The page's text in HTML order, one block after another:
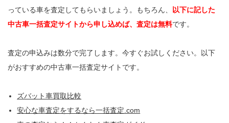
っている車を査定してもらいましょう。もちろん、
以下に記した
中古車一括査定サイトから申し込めば、査定は無料です。
査定の申込みは数分で完了します。今すぐお試しください。以下
がおすすめの中古車一括査定サイトです。
ズバット車買取比較
安心な車査定をするなら一括査定.com